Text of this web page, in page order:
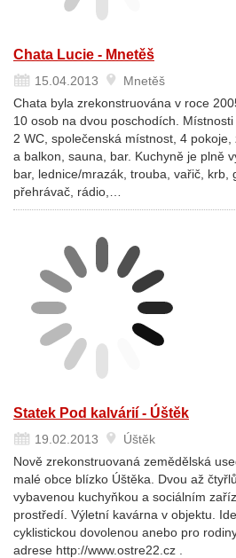
Chata Lucie - Mnetěš
15.04.2013
Mnetěš
Chata byla zrekonstruována v roce
10 osob na dvou poschodích.
2 WC, společenská místnost, 4
a balkon, sauna, bar. Kuchyně je plně
bar, lednice/mrazák, trouba, vařič, krb,
přehrávač, rádio,…
Statek Pod kalvárií - Úštěk
19.02.2013
Úštěk
Nově zrekonstruovaná zemědělská
malé obce blízko Úštěka. Dvou až
vybavenou kuchyňkou a sociálním
prostředí. Výletní kavárna v objektu.
cyklistickou dovolenou anebo pro
adrese http://www.ostre22.cz .